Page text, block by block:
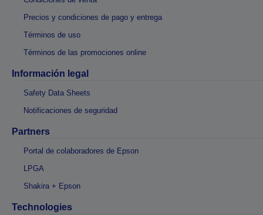
Precios y condiciones de pago y entrega
Términos de uso
Términos de las promociones online
Información legal
Safety Data Sheets
Notificaciones de seguridad
Partners
Portal de colaboradores de Epson
LPGA
Shakira + Epson
Technologies